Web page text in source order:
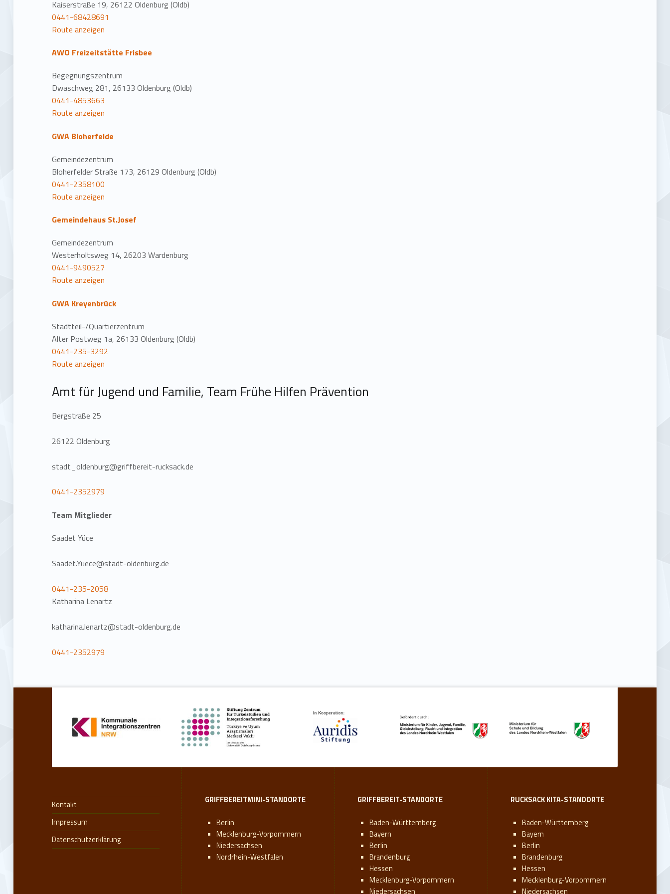
n
Kaiserstraße 19, 26122 Oldenburg (Oldb)
0441-68428691
Route anzeigen
AWO Freizeitstätte Frisbee
Begegnungszentrum
Dwaschweg 281, 26133 Oldenburg (Oldb)
0441-4853663
Route anzeigen
GWA Bloherfelde
Gemeindezentrum
Bloherfelder Straße 173, 26129 Oldenburg (Oldb)
0441-2358100
Route anzeigen
Gemeindehaus St.Josef
Gemeindezentrum
Westerholtsweg 14, 26203 Wardenburg
0441-9490527
Route anzeigen
GWA Kreyenbrück
Stadtteil-/Quartierzentrum
Alter Postweg 1a, 26133 Oldenburg (Oldb)
0441-235-3292
Route anzeigen
Amt für Jugend und Familie, Team Frühe Hilfen Prävention
Bergstraße 25
26122 Oldenburg
stadt_oldenburg@griffbereit-rucksack.de
0441-2352979
Team Mitglieder
Saadet Yüce
Saadet.Yuece@stadt-oldenburg.de
0441-235-2058
Katharina Lenartz
katharina.lenartz@stadt-oldenburg.de
0441-2352979
Kontakt
Impressum
Datenschutzerklärung
GRIFFBEREITMINI-STANDORTE
Berlin
Mecklenburg-Vorpommern
Niedersachsen
Nordrhein-Westfalen
GRIFFBEREIT-STANDORTE
Baden-Württemberg
Bayern
Berlin
Brandenburg
Hessen
Mecklenburg-Vorpommern
Niedersachsen
RUCKSACK KITA-STANDORTE
Baden-Württemberg
Bayern
Berlin
Brandenburg
Hessen
Mecklenburg-Vorpommern
Niedersachsen